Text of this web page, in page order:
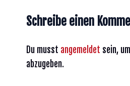
Schreibe einen
Du musst angemeldet sein,
abzugeben.